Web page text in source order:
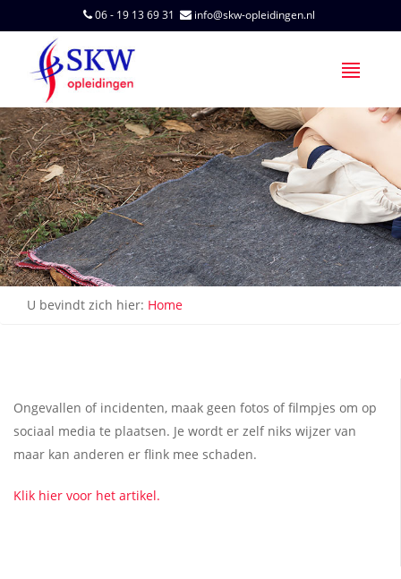
06 - 19 13 69 31 info@skw-opleidingen.nl
U bevindt zich hier: Home
Ongevallen of incidenten, maak geen fotos of filmpjes om op
sociaal media te plaatsen. Je wordt er zelf niks wijzer van
maar kan anderen er flink mee schaden.
Klik hier voor het artikel.